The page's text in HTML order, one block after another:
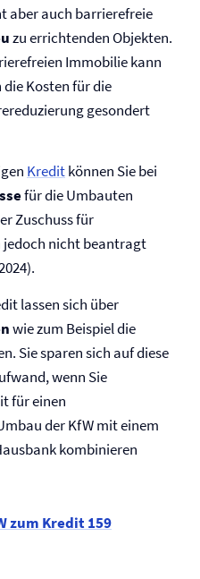
aber auch barrierefreie
zu errichtenden Objekten.
Immobilie kann
Kosten für die
gesondert
Kreditkönnen Sie bei
für die Umbauten
Zuschuss für
nicht beantragt
lassen sich über
wie zum Beispiel die
Sie sparen sich auf diese
wenn Sie
für einen
der KfW mit einem
kombinieren
zum Kredit 159